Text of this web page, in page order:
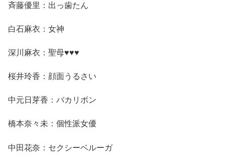
斉藤優里：出っ歯たん
白石麻衣：女神
深川麻衣：聖母♥♥♥
桜井玲香：顔面うるさい
中元日芽香：バカリボン
橋本奈々未：個性派女優
中田花奈：セクシーベルーガ